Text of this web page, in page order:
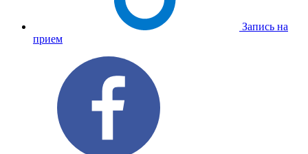
Запись на
прием